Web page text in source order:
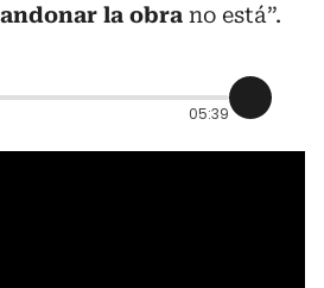
la obra no está”.
05:39